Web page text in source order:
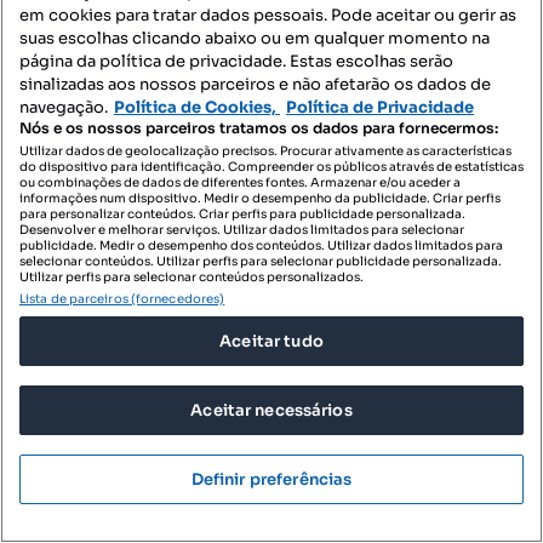
da Palmeira
Tipologia
T4
Preço por metro quadrado
248 m²
Blue Select - Mediação Imobiliária, Lda
Profissional
em cookies para tratar dados pessoais. Pode aceitar ou gerir as
suas escolhas clicando abaixo ou em qualquer momento na
página da política de privacidade. Estas escolhas serão
sinalizadas aos nossos parceiros e não afetarão os dados de
navegação. Política de Cookies, Política de Privacidade
Nós e os nossos parceiros tratamos os dados para fornecermos:
Utilizar dados de geolocalização precisos. Procurar ativamente as características
do dispositivo para identificação. Compreender os públicos através de estatísticas
ou combinações de dados de diferentes fontes. Armazenar e/ou aceder a
informações num dispositivo. Medir o desempenho da publicidade. Criar perfis
para personalizar conteúdos. Criar perfis para publicidade personalizada.
Desenvolver e melhorar serviços. Utilizar dados limitados para selecionar
publicidade. Medir o desempenho dos conteúdos. Utilizar dados limitados para
selecionar conteúdos. Utilizar perfis para selecionar publicidade personalizada.
Utilizar perfis para selecionar conteúdos personalizados.
Lista de parceiros (fornecedores)
Aceitar tudo
Aceitar necessários
Definir preferências